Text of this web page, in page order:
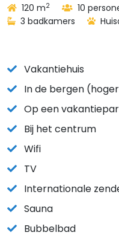
120 m2 10
3 badkamers
Vakantiehuis
In de bergen
Op een
Bij het centrum
Wifi
TV
Internationale
Sauna
Bubbelbad